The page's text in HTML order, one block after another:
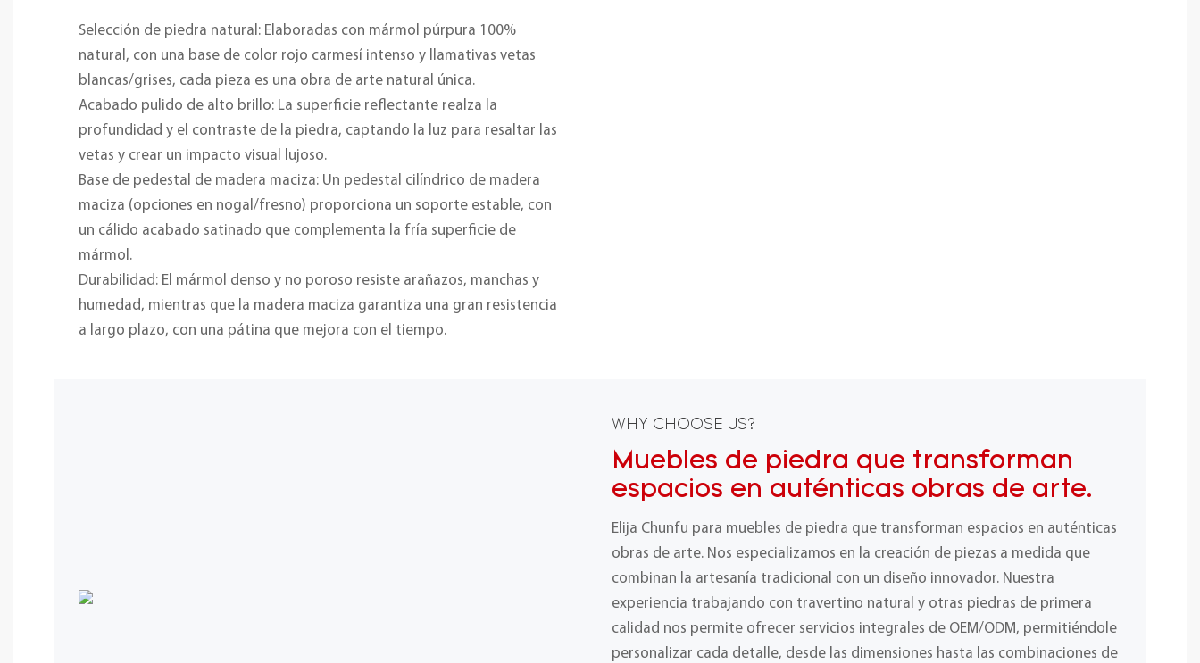
Selección de piedra natural: Elaboradas con mármol púrpura 100%
natural, con una base de color rojo carmesí intenso y llamativas vetas
blancas/grises, cada pieza es una obra de arte natural única.
Acabado pulido de alto brillo: La superficie reflectante realza la
profundidad y el contraste de la piedra, captando la luz para resaltar las
vetas y crear un impacto visual lujoso.
Base de pedestal de madera maciza: Un pedestal cilíndrico de madera
maciza (opciones en nogal/fresno) proporciona un soporte estable, con
un cálido acabado satinado que complementa la fría superficie de
mármol.
Durabilidad: El mármol denso y no poroso resiste arañazos, manchas y
humedad, mientras que la madera maciza garantiza una gran resistencia
a largo plazo, con una pátina que mejora con el tiempo.
WHY CHOOSE US?
Muebles de piedra que transforman
espacios en auténticas obras de arte.
Elija Chunfu para muebles de piedra que transforman espacios en auténticas
obras de arte. Nos especializamos en la creación de piezas a medida que
combinan la artesanía tradicional con un diseño innovador. Nuestra
experiencia trabajando con travertino natural y otras piedras de primera
calidad nos permite ofrecer servicios integrales de OEM/ODM, permitiéndole
personalizar cada detalle, desde las dimensiones hasta las combinaciones de